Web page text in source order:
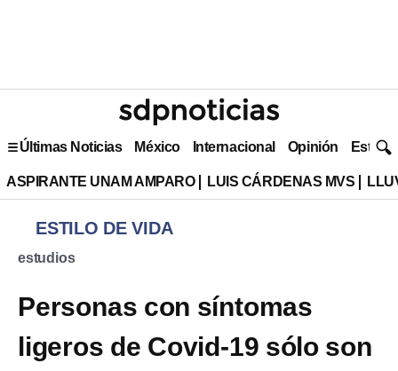
Últimas Noticias México Internacional Opinión Estilo
ASPIRANTE UNAM AMPARO LUIS CÁRDENAS MVS
ESTILO DE VIDA
estudios
Personas con síntomas
ligeros de Covid-19 sólo son